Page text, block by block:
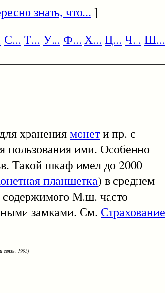
знать, что... ]
С... Т... У... Ф... Х... Ц... Ч... Ш...
хранениямонети пр. с
пользования ими. Особенно
Такой шкаф имел до 2000
планшетка) в среднем
содержимого М.ш. часто
замками. См. Страхование
связь, 1993)